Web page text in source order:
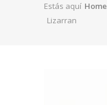
Participantes
Estás aquí Home
Lizarran